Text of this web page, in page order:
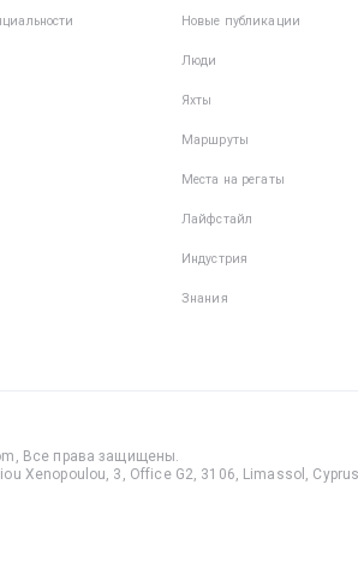
Новые публикации
Люди
Яхты
Маршруты
Места на регаты
Лайфстайл
Индустрия
Знания
Все права защищены.
Xenopoulou, 3, Office G2, 3106, Limassol,